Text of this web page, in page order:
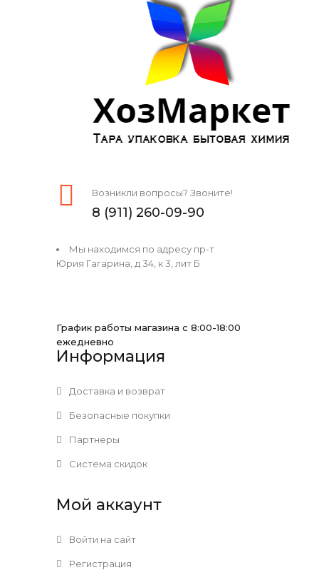
Возникли вопросы? Звоните!
8 (911) 260-09-90
Мы находимся по адресу пр-т
Юрия Гагарина, д 34, к 3, лит Б
График работы магазина с 8:00-18:00
ежедневно
Информация
Доставка и возврат
Безопасные покупки
Партнеры
Система скидок
Мой аккаунт
Войти на сайт
Регистрация